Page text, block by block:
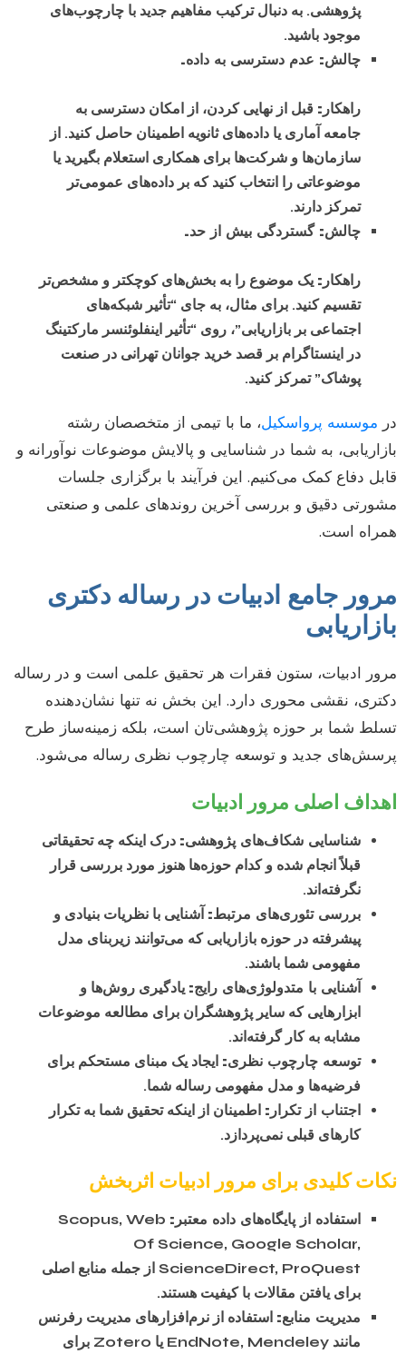
پژوهشی. به دنبال ترکیب مفاهیم جدید با چارچوب‌های
موجود باشید.
چالش: عدم دسترسی به داده.
راهکار: قبل از نهایی کردن، از امکان دسترسی به
جامعه آماری یا داده‌های ثانویه اطمینان حاصل کنید. از
سازمان‌ها و شرکت‌ها برای همکاری استعلام بگیرید یا
موضوعاتی را انتخاب کنید که بر داده‌های عمومی‌تر
تمرکز دارند.
چالش: گستردگی بیش از حد.
راهکار: یک موضوع را به بخش‌های کوچکتر و مشخص‌تر
تقسیم کنید. برای مثال، به جای “تأثیر شبکه‌های
اجتماعی بر بازاریابی”، روی “تأثیر اینفلوئنسر مارکتینگ
در اینستاگرام بر قصد خرید جوانان تهرانی در صنعت
پوشاک” تمرکز کنید.
در موسسه پرواسکیل، ما با تیمی از متخصصان رشته
بازاریابی، به شما در شناسایی و پالایش موضوعات نوآورانه و
قابل دفاع کمک می‌کنیم. این فرآیند با برگزاری جلسات
مشورتی دقیق و بررسی آخرین روندهای علمی و صنعتی
همراه است.
مرور جامع ادبیات در رساله دکتری
بازاریابی
مرور ادبیات، ستون فقرات هر تحقیق علمی است و در رساله
دکتری، نقشی محوری دارد. این بخش نه تنها نشان‌دهنده
تسلط شما بر حوزه پژوهشی‌تان است، بلکه زمینه‌ساز طرح
پرسش‌های جدید و توسعه چارچوب نظری رساله می‌شود.
اهداف اصلی مرور ادبیات
شناسایی شکاف‌های پژوهشی: درک اینکه چه تحقیقاتی
قبلاً انجام شده و کدام حوزه‌ها هنوز مورد بررسی قرار
نگرفته‌اند.
بررسی تئوری‌های مرتبط: آشنایی با نظریات بنیادی و
پیشرفته در حوزه بازاریابی که می‌توانند زیربنای مدل
مفهومی شما باشند.
آشنایی با متدولوژی‌های رایج: یادگیری روش‌ها و
ابزارهایی که سایر پژوهشگران برای مطالعه موضوعات
مشابه به کار گرفته‌اند.
توسعه چارچوب نظری: ایجاد یک مبنای مستحکم برای
فرضیه‌ها و مدل مفهومی رساله شما.
اجتناب از تکرار: اطمینان از اینکه تحقیق شما به تکرار
کارهای قبلی نمی‌پردازد.
نکات کلیدی برای مرور ادبیات اثربخش
استفاده از پایگاه‌های داده معتبر: Scopus, Web
Of Science, Google Scholar,
ScienceDirect, ProQuest از جمله منابع اصلی
برای یافتن مقالات با کیفیت هستند.
مدیریت منابع: استفاده از نرم‌افزارهای مدیریت رفرنس
مانند EndNote, Mendeley یا Zotero برای